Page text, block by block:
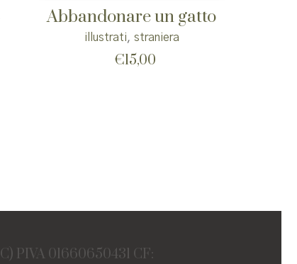
Abbandonare un gatto
illustrati, straniera
€15,00
PIVA 01660650431 CF: